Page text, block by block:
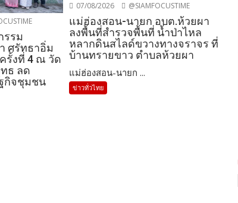
รรม
ศรัทธาอิ่ม
รั้งที่ 4 ณ วัด
ธ ลด
กิจชุมชน
07/08/2026 @SIAMFOCUSTIME
แม่ฮ่องสอน-นายก อบต.ห้วยผา
ลงพื้นที่สำรวจพื้นที่ น้ำป่าไหล
หลากดินสไลด์ขวางทางจราจร ที่
บ้านทรายขาว ตำบลห้วยผา
แม่ฮ่องสอน-นายก ...
ข่าวทั่วไทย